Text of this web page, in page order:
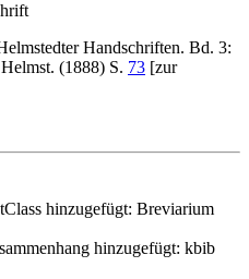
Handschriften. Bd. 3:
(1888) S. 73 [zur
hinzugefügt: Breviarium
hinzugefügt: kbib